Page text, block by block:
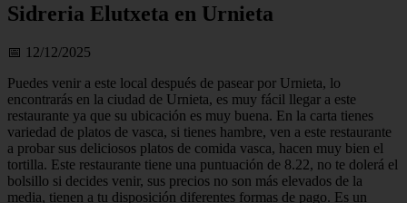
Sidreria Elutxeta en Urnieta
📅 12/12/2025
Puedes venir a este local después de pasear por Urnieta, lo
encontrarás en la ciudad de Urnieta, es muy fácil llegar a este
restaurante ya que su ubicación es muy buena. En la carta tienes
variedad de platos de vasca, si tienes hambre, ven a este restaurante
a probar sus deliciosos platos de comida vasca, hacen muy bien el
tortilla. Este restaurante tiene una puntuación de 8.22, no te dolerá el
bolsillo si decides venir, sus precios no son más elevados de la
media, tienen a tu disposición diferentes formas de pago. Es un